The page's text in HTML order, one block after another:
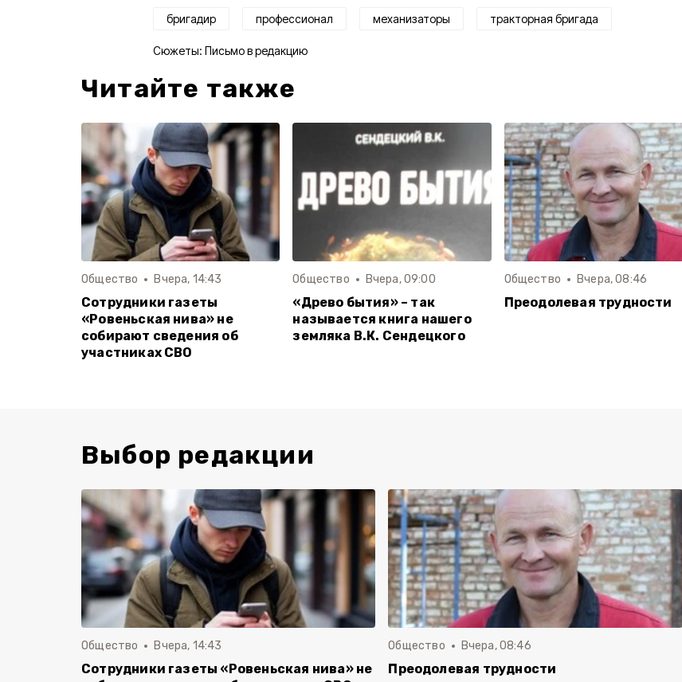
бригадир профессионал механизаторы тракторная бригада
Сюжеты: Письмо в редакцию
Читайте также
Общество Вчера, 14:43
Сотрудники газеты
«Ровеньская нива» не
собирают сведения об
участниках СВО
Общество Вчера, 09:00
«Древо бытия» – так
называется книга нашего
земляка В.К. Сендецкого
Общество Вчера, 08:46
Преодолевая трудности
Выбор редакции
Общество Вчера, 14:43
Сотрудники газеты «Ровеньская нива» не
Общество Вчера, 08:46
Преодолевая трудности